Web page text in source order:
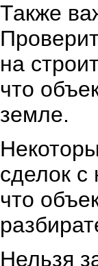
Также
на
что
земле.
сделок
что
Нельзя